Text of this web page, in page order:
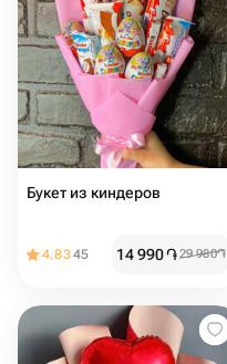
Букет из киндеров
4.8345 14 990֏29 980֏